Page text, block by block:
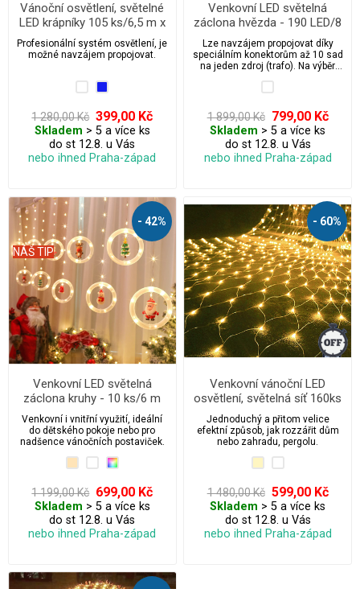
Vánoční osvětlení, světelné
LED krápníky 105 ks/6,5 m x
0,6 m
Profesionální systém osvětlení, je
možné navzájem propojovat.
1 280,00 Kč 399,00 Kč
Skladem > 5 a více ks
do st 12.8. u Vás
nebo ihned Praha-západ
Venkovní LED světelná
záclona hvězda - 190 LED/8
m propojovatelná
Lze navzájem propojovat díky
speciálním konektorům až 10 sad
na jeden zdroj (trafo). Na výběr
1 899,00 Kč 799,00 Kč
Skladem > 5 a více ks
do st 12.8. u Vás
nebo ihned Praha-západ
- 42%
NÁŠ TIP
Venkovní LED světelná
záclona kruhy - 10 ks/6 m
Venkovní i vnitřní využití, ideální
do dětského pokoje nebo pro
nadšence vánočních postaviček.
1 199,00 Kč 699,00 Kč
Skladem > 5 a více ks
do st 12.8. u Vás
nebo ihned Praha-západ
- 60%
Venkovní vánoční LED
osvětlení, světelná síť 160ks
/ 2m x 1m propojovatelná s
časovačem
Jednoduchý a přitom velice
efektní způsob, jak rozzářit dům
nebo zahradu, pergolu.
1 480,00 Kč 599,00 Kč
Skladem > 5 a více ks
do st 12.8. u Vás
nebo ihned Praha-západ